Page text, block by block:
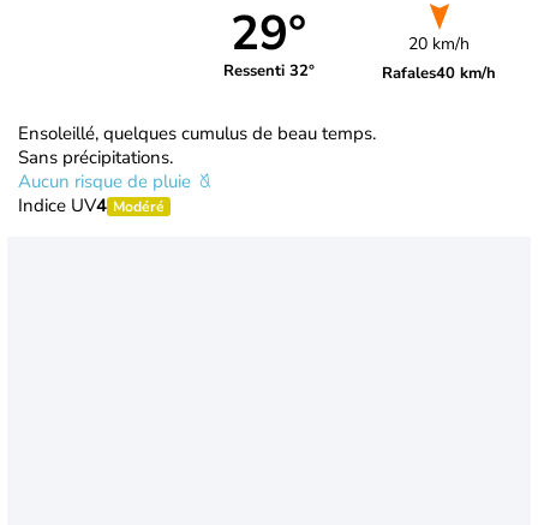
29°
Ressenti 32°
20 km/h
Rafales40 km/h
Ensoleillé, quelques cumulus de beau temps.
Sans précipitations.
Aucun risque de pluie
Indice UV4 Modéré